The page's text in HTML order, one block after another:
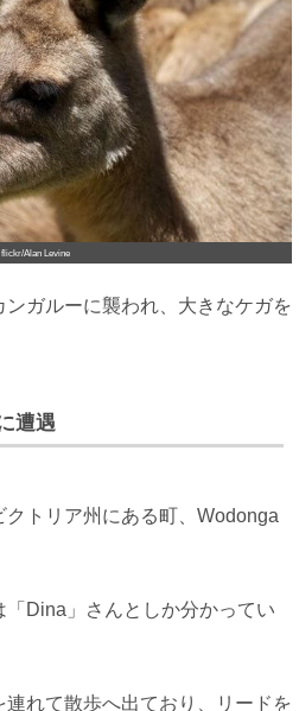
flickr/Alan Levine
ガルーに襲われ、大きなケガを
遭遇
トリア州にある町、Wodonga
Dina」さんとしか分かってい
れて散歩へ出ており、リードを